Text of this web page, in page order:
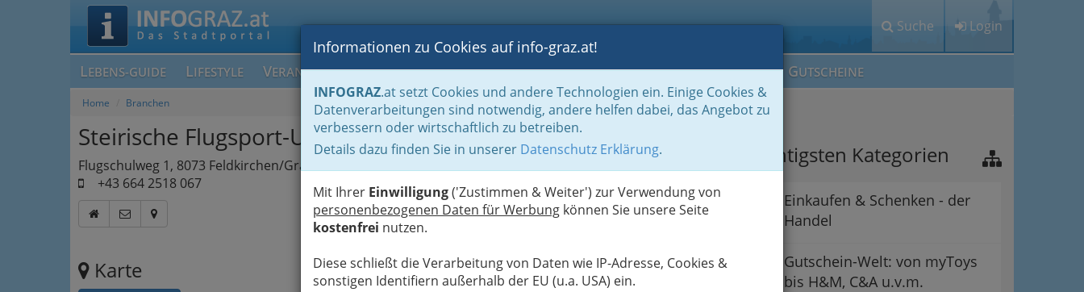
Suche Login
LEBENS-GUIDE LIFESTYLE VERANSTALTUNGEN BLOGS FOTOS GASTRONOMIE BRANCHEN MEIN IG GUTSCHEINE
Informationen zu Cookies auf info-graz.at!
INFOGRAZ.at setzt Cookies und andere Technologien ein. Einige Cookies &
Datenverarbeitungen sind notwendig, andere helfen dabei, das Angebot zu
verbessern oder wirtschaftlich zu betreiben.
Details dazu finden Sie in unserer Datenschutz Erklärung.
Mit Ihrer Einwilligung('Zustimmen & Weiter') zur Verwendung von
personenbezogenen Daten für Werbung können Sie unsere Seite
kostenfrei nutzen.
Diese schließt die Verarbeitung von Daten wie IP-Adresse, Cookies &
sonstigen Identifiern außerhalb der EU (u.a. USA) ein.
Home Branchen
Steirische Flugsport-Union
Flugschulweg 1, 8073 Feldkirchen/Graz
+43 664 2518 067
Karte
Die wichtigsten Kategorien
Einkaufen & Schenken - der
Handel
Gutschein-Welt: von myToys
bis H&M, C&A u.v.m.